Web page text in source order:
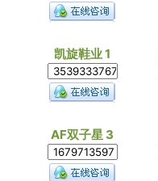
凯旋鞋业 1
AF双子星 3